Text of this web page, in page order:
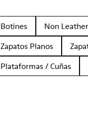
Botines Non Leather
Zapatos Planos
Plataformas / Cuñas